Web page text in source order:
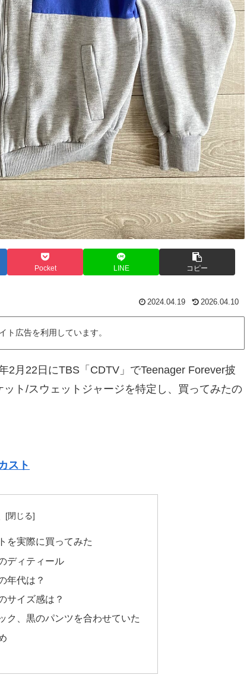
Pocket LINE コピー
2024.04.19 2026.04.10
ト広告を利用しています。
2月22日にTBS「CDTV」でTeenager Forever披
ト/スウェットジャージを特定し、買ってみたの
スト
を実際に買ってみた
ディティール
年代は？
サイズ感は？
ク、黒のパンツを合わせていた